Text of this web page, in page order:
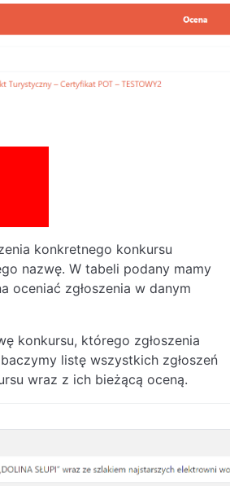
konkretnego konkursu
nazwę. W tabeli podany mamy
oceniać zgłoszenia w danym
konkursu, którego zgłoszenia
listę wszystkich zgłoszeń
wraz z ich bieżącą oceną.